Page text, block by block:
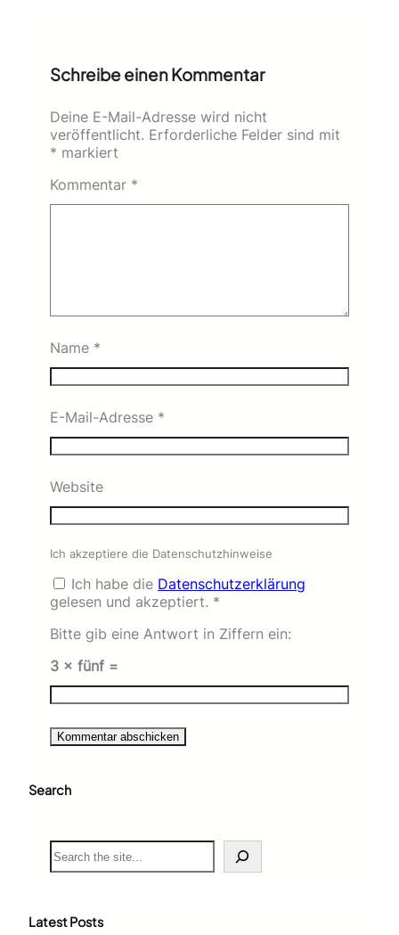
Schreibe einen Kommentar
Deine E-Mail-Adresse wird nicht
veröffentlicht. Erforderliche Felder sind mit
* markiert
Kommentar *
Name *
E-Mail-Adresse *
Website
Ich akzeptiere die Datenschutzhinweise
Ich habe die Datenschutzerklärung
gelesen und akzeptiert. *
Bitte gib eine Antwort in Ziffern ein:
3 × fünf =
Search
S
e
c
Latest Posts